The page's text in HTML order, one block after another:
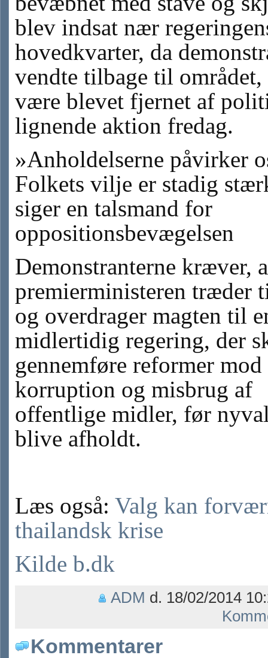
blev indsat nær
hovedkvarter, da
vendte tilbage til området,
være blevet fjernet af
lignende aktion fredag.
»Anholdelserne påvirker
Folkets vilje er stadig
siger en talsmand for
oppositionsbevægelsen
Demonstranterne kræver,
premierministeren træder
og overdrager magten til
midlertidig regering, der
gennemføre reformer mod
korruption og misbrug af
offentlige midler, før
blive afholdt.
Læs også: Valg kan
thailandsk krise
Kilde b.dk
ADM d. 18/02/2014
Kommentarer